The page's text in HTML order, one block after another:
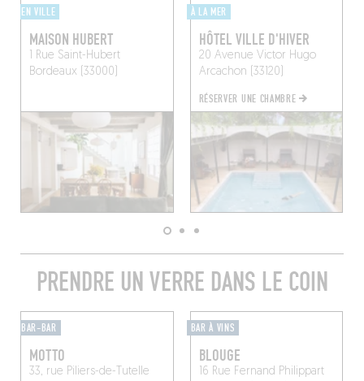
EN VILLE
MAISON HUBERT
1 Rue Saint-Hubert
Bordeaux (33000)
À LA MER
HÔTEL VILLE D'HIVER
20 Avenue Victor Hugo
Arcachon (33120)
RÉSERVER UNE CHAMBRE
PRENDRE UN VERRE DANS LE COIN
BAR-BAR
MOTTO
33, rue Piliers-de-Tutelle
BAR À VINS
BLOUGE
16 Rue Fernand Philippart